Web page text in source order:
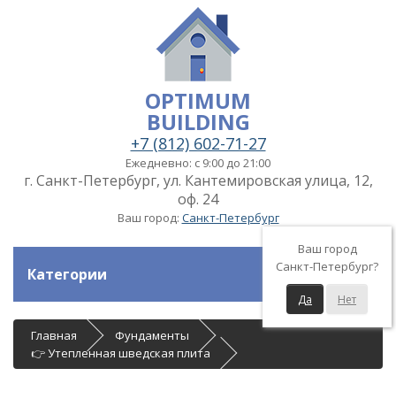
OPTIMUM
BUILDING
+7 (812) 602-71-27
Ежедневно: с 9:00 до 21:00
г. Санкт-Петербург, ул. Кантемировская улица, 12,
оф. 24
Ваш город: Санкт-Петербург
Ваш город
Санкт-Петербург?
Да Нет
Категории
Главная
Фундаменты
👉 Утепленная шведская плита